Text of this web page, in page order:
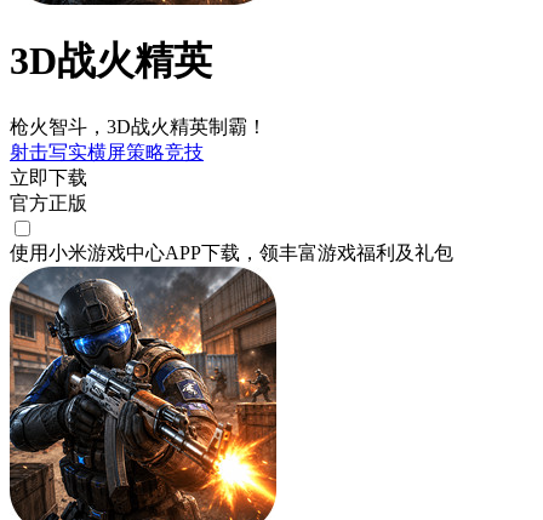
3D战火精英
枪火智斗，3D战火精英制霸！
射击写实横屏策略竞技
立即下载
官方正版
使用小米游戏中心APP下载 ，领丰富游戏福利 及礼包